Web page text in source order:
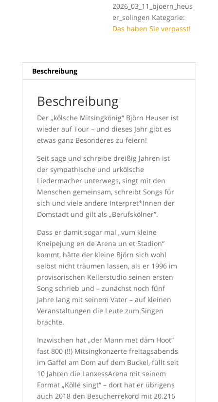
2026_03_11_bjoern_heus
er_solingen Kategorie:
Das haben Sie verpasst!
Beschreibung
Beschreibung
Der „kölsche Mitsingkönig“ Björn Heuser ist
wieder auf Tour – und dieses Jahr gibt es
etwas ganz Besonderes zu feiern!
Seit sage und schreibe dreißig Jahren ist
der sympathische und urkölsche
Liedermacher unterwegs, singt mit den
Menschen gemeinsam, schreibt Songs für
sich und viele andere Interpret*Innen der
Domstadt und gilt als „Berufskölner“.
Dass er damit sogar mal „vum kleine
Kneipejung en de Arena un et Stadion“
kommt, hätte der kleine Björn sich wohl
selbst nicht träumen lassen, als er 1996 im
provisorischen Kellerstudio seinen ersten
Song schrieb und – zunächst noch fünf
Jahre lang mit seinem Vater – auf kleinen
Veranstaltungen die Leute zum Singen
brachte.
Inzwischen hat „der Mann met däm Hoot“
fast 800 (!!) Mitsingkonzerte freitagsabends
im Gaffel am Dom auf dem Buckel, füllt seit
10 Jahren die LanxessArena mit seinem
Format „Kölle singt“ – dort hat er übrigens
auch 2018 den Besucherrekord mit 20.216